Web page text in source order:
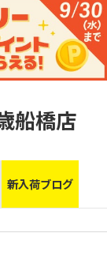
船橋店
新入荷ブログ